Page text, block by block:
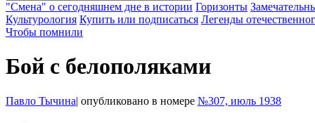
"Смена" о сегодняшнем дне в истории Горизонты
Культурология Купить или подписаться Легенды
Чтобы помнили
Бой с белополяками
Павло Тычина| опубликовано в номере №307, июль 1938